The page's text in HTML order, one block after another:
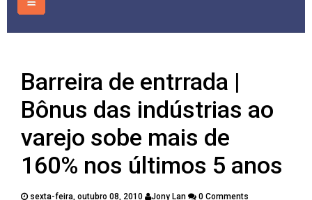
CONSULTORIA
ASSUNTOS
PUBLICAÇÕES
Barreira de entrrada |
Bônus das indústrias ao
varejo sobe mais de
160% nos últimos 5 anos
sexta-feira, outubro 08, 2010 Jony Lan 0 Comments